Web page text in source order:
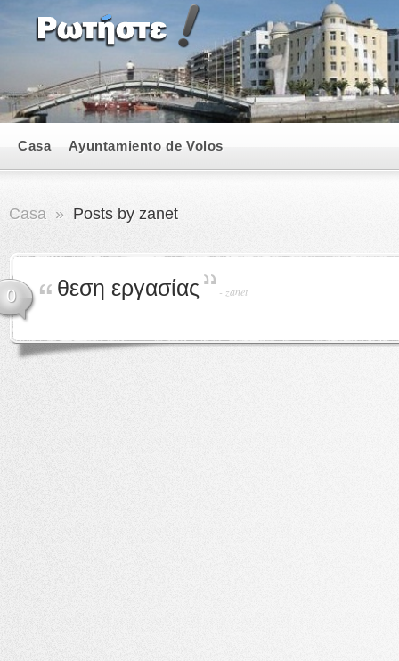
Casa Ayuntamiento de Volos
Casa » Posts by zanet
0 θεση εργασίας - zanet